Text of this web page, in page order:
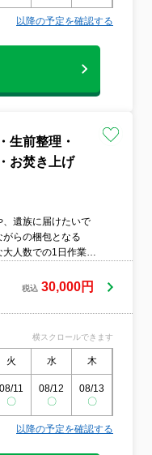
以降の予定を確認する
生前整理・
お焚き上げ
遺族に届けたいで
らの梱包となる
人数での1日作業は
であれば2日頂いてお
ます。 また、弊社
へお任せくださ
税込 30,000円
横スクロールできます
火 水 木
08/11
〇
08/12
〇
08/13
〇
以降の予定を確認する